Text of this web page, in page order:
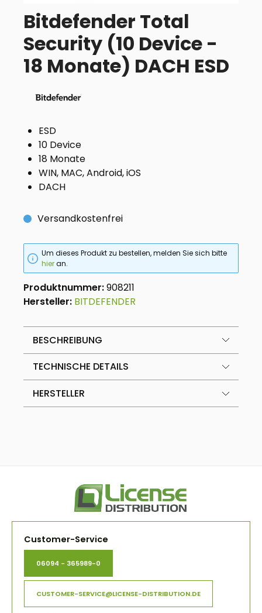
Bitdefender Total
Security (10 Device -
18 Monate) DACH ESD
ESD
10 Device
18 Monate
WIN, MAC, Android, iOS
DACH
Versandkostenfrei
Um dieses Produkt zu bestellen, melden Sie sich bitte
hieran.
Produktnummer:908211
Hersteller: BITDEFENDER
BESCHREIBUNG
TECHNISCHE DETAILS
HERSTELLER
Customer-Service
06094 - 365989-0
CUSTOMER-SERVICE@LICENSE-DISTRIBUTION.DE